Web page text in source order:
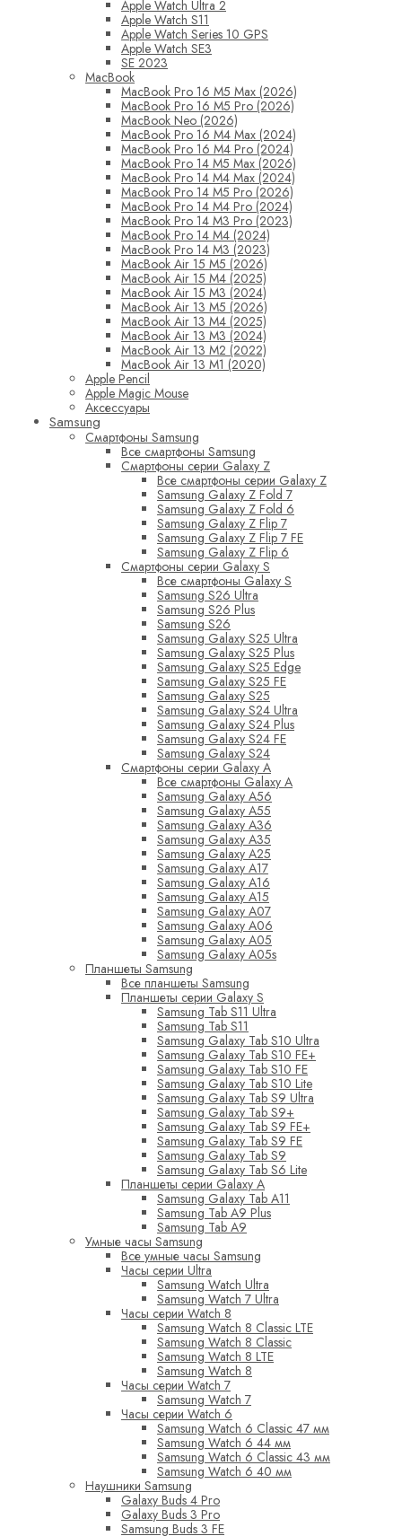
Apple Watch Ultra 2
Apple Watch S11
Apple Watch Series 10 GPS
Apple Watch SE3
SE 2023
MacBook
MacBook Pro 16 M5 Max (2026)
MacBook Pro 16 M5 Pro (2026)
MacBook Neo (2026)
MacBook Pro 16 M4 Max (2024)
MacBook Pro 16 M4 Pro (2024)
MacBook Pro 14 M5 Max (2026)
MacBook Pro 14 M4 Max (2024)
MacBook Pro 14 M5 Pro (2026)
MacBook Pro 14 M4 Pro (2024)
MacBook Pro 14 M3 Pro (2023)
MacBook Pro 14 M4 (2024)
MacBook Pro 14 M3 (2023)
MacBook Air 15 M5 (2026)
MacBook Air 15 M4 (2025)
MacBook Air 15 M3 (2024)
MacBook Air 13 M5 (2026)
MacBook Air 13 M4 (2025)
MacBook Air 13 M3 (2024)
MacBook Air 13 M2 (2022)
MacBook Air 13 M1 (2020)
Apple Pencil
Apple Magic Mouse
Аксессуары
Samsung
Смартфоны Samsung
Все смартфоны Samsung
Смартфоны серии Galaxy Z
Все смартфоны серии Galaxy Z
Samsung Galaxy Z Fold 7
Samsung Galaxy Z Fold 6
Samsung Galaxy Z Flip 7
Samsung Galaxy Z Flip 7 FE
Samsung Galaxy Z Flip 6
Смартфоны серии Galaxy S
Все смартфоны Galaxy S
Samsung S26 Ultra
Samsung S26 Plus
Samsung S26
Samsung Galaxy S25 Ultra
Samsung Galaxy S25 Plus
Samsung Galaxy S25 Edge
Samsung Galaxy S25 FE
Samsung Galaxy S25
Samsung Galaxy S24 Ultra
Samsung Galaxy S24 Plus
Samsung Galaxy S24 FE
Samsung Galaxy S24
Смартфоны серии Galaxy A
Все смартфоны Galaxy A
Samsung Galaxy A56
Samsung Galaxy A55
Samsung Galaxy A36
Samsung Galaxy A35
Samsung Galaxy A25
Samsung Galaxy A17
Samsung Galaxy A16
Samsung Galaxy A15
Samsung Galaxy A07
Samsung Galaxy A06
Samsung Galaxy A05
Samsung Galaxy A05s
Планшеты Samsung
Все планшеты Samsung
Планшеты серии Galaxy S
Samsung Tab S11 Ultra
Samsung Tab S11
Samsung Galaxy Tab S10 Ultra
Samsung Galaxy Tab S10 FE+
Samsung Galaxy Tab S10 FE
Samsung Galaxy Tab S10 Lite
Samsung Galaxy Tab S9 Ultra
Samsung Galaxy Tab S9+
Samsung Galaxy Tab S9 FE+
Samsung Galaxy Tab S9 FE
Samsung Galaxy Tab S9
Samsung Galaxy Tab S6 Lite
Планшеты серии Galaxy A
Samsung Galaxy Tab A11
Samsung Tab A9 Plus
Samsung Tab A9
Умные часы Samsung
Все умные часы Samsung
Часы серии Ultra
Samsung Watch Ultra
Samsung Watch 7 Ultra
Часы серии Watch 8
Samsung Watch 8 Classic LTE
Samsung Watch 8 Classic
Samsung Watch 8 LTE
Samsung Watch 8
Часы серии Watch 7
Samsung Watch 7
Часы серии Watch 6
Samsung Watch 6 Classic 47 мм
Samsung Watch 6 44 мм
Samsung Watch 6 Classic 43 мм
Samsung Watch 6 40 мм
Наушники Samsung
Galaxy Buds 4 Pro
Galaxy Buds 3 Pro
Samsung Buds 3 FE